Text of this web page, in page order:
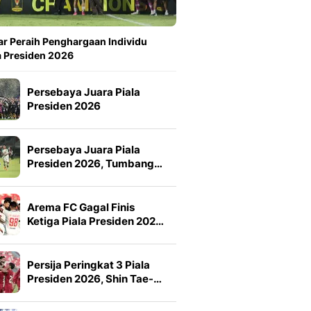
Peraih Penghargaan Individu
Presiden 2026
Persebaya Juara Piala
Presiden 2026
Persebaya Juara Piala
Presiden 2026, Tumbang…
Arema FC Gagal Finis
Ketiga Piala Presiden 202…
Persija Peringkat 3 Piala
Presiden 2026, Shin Tae-…